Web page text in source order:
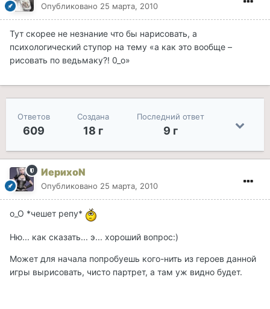
Опубликовано 25 марта, 2010
Тут скорее не незнание что бы нарисовать, а
психологический ступор на тему «а как это вообще –
рисовать по ведьмаку?! 0_о»
Ответов
609
Создана
18 г
Последний ответ
9 г
ИерихоN
Опубликовано 25 марта, 2010
о_О *чешет репу*
Ню... как сказать... э... хороший вопрос:)
Может для начала попробуешь кого-нить из героев данной
игры вырисовать, чисто партрет, а там уж видно будет.